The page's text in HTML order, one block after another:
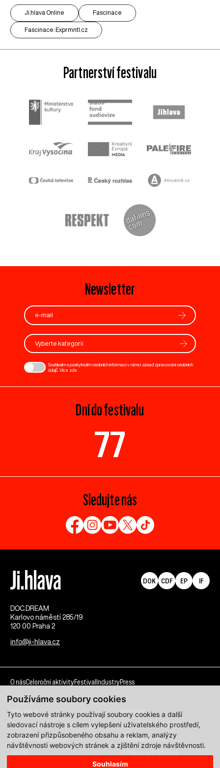
Používáme soubory cookies
Tyto webové stránky používají soubory cookies a další
sledovací nástroje s cílem vylepšení uživatelského prostředí,
zobrazení přizpůsobeného obsahu a reklam, analýzy
návštěvnosti webových stránek a zjištění zdroje návštěvnosti.
Souhlasím
Ji.hlava Online Fascinace
Fascinace: Exprmntl.cz
Partnerství festivalu
Newsletter
Vyberte kategorii
Souhlasím s poskytnutím osobních informací v rámci zásad zpracování osobních
údajů. Více zde
Dní do festivalu
77
Sledujte nás
DOC.DREAM​
Karlovo náměstí 285/19
120 00 Praha 2
info@ji-hlava.cz
DOK CDF EP IF
O násCeloroční aktivityFestival IndustryPress
Kdo jsme
Kontakt
Partnerství
Pracovní příležitosti
Programové sekce
Přihlášení filmu